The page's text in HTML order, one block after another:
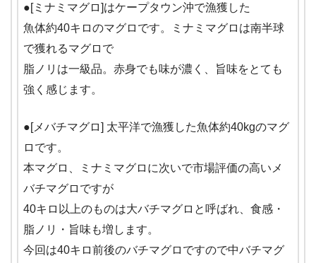
●[ミナミマグロ]はケープタウン沖で漁獲した
魚体約40キロのマグロです。ミナミマグロは南半球
で獲れるマグロで
脂ノリは一級品。赤身でも味が濃く、旨味をとても
強く感じます。
●[メバチマグロ] 太平洋で漁獲した魚体約40kgのマグ
ロです。
本マグロ、ミナミマグロに次いで市場評価の高いメ
バチマグロですが
40キロ以上のものは大バチマグロと呼ばれ、食感・
脂ノリ・旨味も増します。
今回は40キロ前後のバチマグロですので中バチマグ